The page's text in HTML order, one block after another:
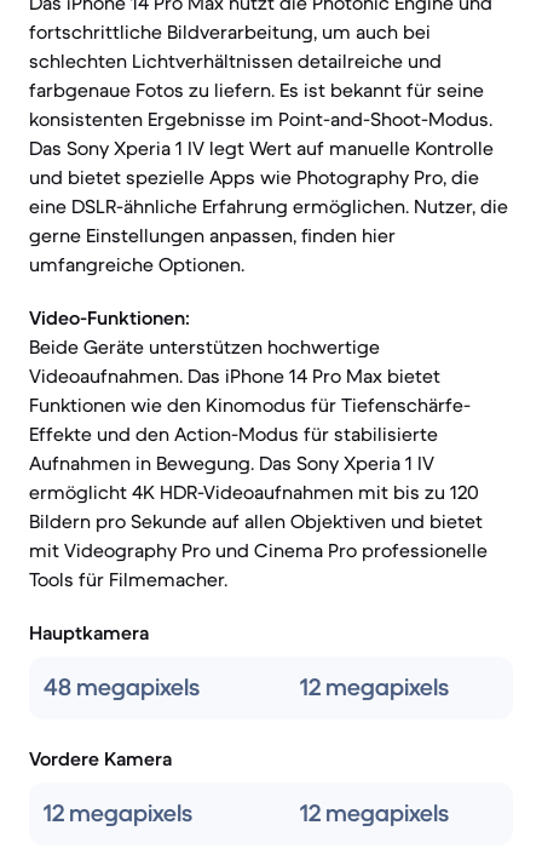
fortschrittliche Bildverarbeitung, um auch bei
schlechten Lichtverhältnissen detailreiche und
farbgenaue Fotos zu liefern. Es ist bekannt für seine
konsistenten Ergebnisse im Point-and-Shoot-Modus.
Das Sony Xperia 1 IV legt Wert auf manuelle Kontrolle
und bietet spezielle Apps wie Photography Pro, die
eine DSLR-ähnliche Erfahrung ermöglichen. Nutzer, die
gerne Einstellungen anpassen, finden hier
umfangreiche Optionen.
Video-Funktionen:
Beide Geräte unterstützen hochwertige
Videoaufnahmen. Das iPhone 14 Pro Max bietet
Funktionen wie den Kinomodus für Tiefenschärfe-
Effekte und den Action-Modus für stabilisierte
Aufnahmen in Bewegung. Das Sony Xperia 1 IV
ermöglicht 4K HDR-Videoaufnahmen mit bis zu 120
Bildern pro Sekunde auf allen Objektiven und bietet
mit Videography Pro und Cinema Pro professionelle
Tools für Filmemacher.
Hauptkamera
48 megapixels 12 megapixels
Vordere Kamera
12 megapixels 12 megapixels